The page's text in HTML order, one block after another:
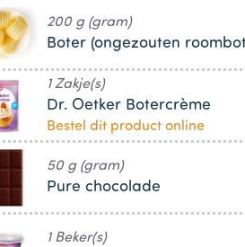
200 g (gram)
Boter (ongezouten
1 Zakje(s)
Dr. Oetker Botercrème
Bestel dit product online
50 g (gram)
Pure chocolade
1 Beker(s)